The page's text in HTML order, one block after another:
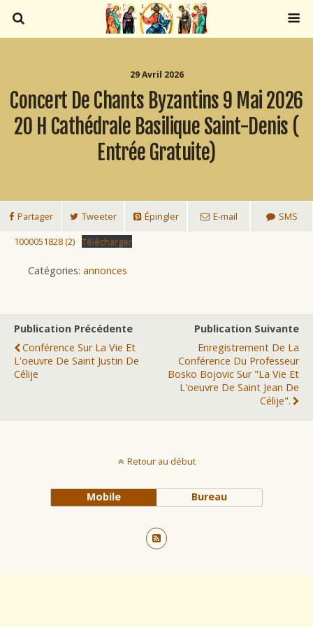
29 Avril 2026
Concert De Chants Byzantins 9 Mai 2026
20 H Cathédrale Basilique Saint-Denis (
Entrée Gratuite)
Partager Tweeter Épingler E-mail
SMS
1000051828 (2) Télécharger
Catégories: annonces
Publication Précédente
Conférence Sur La Vie Et
L'oeuvre De Saint Justin De
Célije
Publication Suivante
Enregistrement De La
Conférence Du Professeur
Bosko Bojovic Sur "la Vie Et
L'oeuvre De Saint Jean De
Célije".
Retour au début
Mobile Bureau